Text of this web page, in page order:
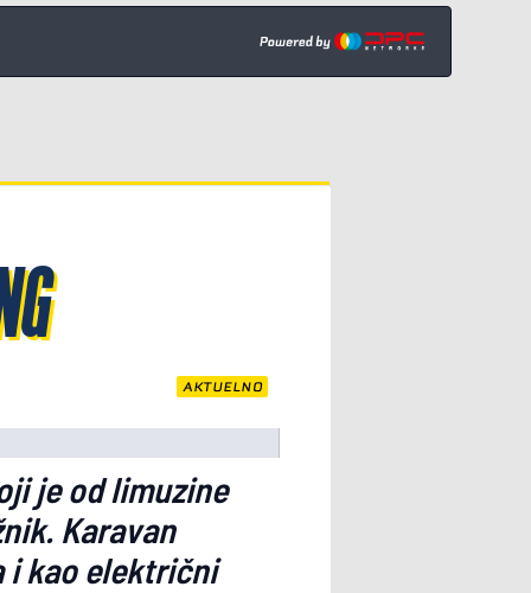
AKTUELNO
je od limuzine
Karavan
i kao električni